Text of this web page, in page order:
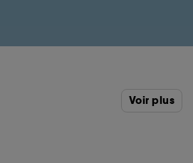
Voir plus